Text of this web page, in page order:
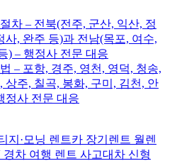
차 – 전북(전주, 군산, 익산, 정
사, 완주 등)과 전남(목포, 여수,
) – 행정사 전문 대응
– 포항, 경주, 영천, 영덕, 청송,
상주, 칠곡, 봉화, 구미, 김천, 안
정사 전문 대응
지·모닝 렌트카 장기렌트 월렌
경차 여행 렌트 사고대차 신형